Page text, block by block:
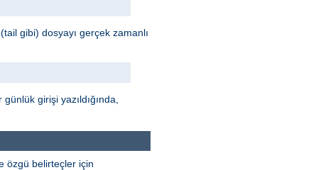
gibi) dosyayı gerçek zamanlı
girişi yazıldığında,
özgü belirteçler için